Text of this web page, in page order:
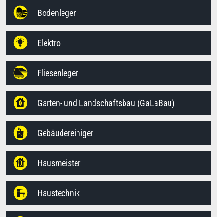
Bodenleger
Elektro
Fliesenleger
Garten- und Landschaftsbau (GaLaBau)
Gebäudereiniger
Hausmeister
Haustechnik